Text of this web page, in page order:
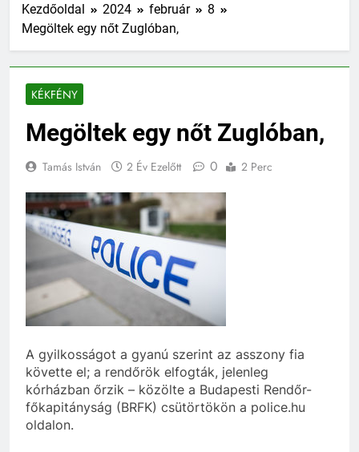
Kezdőoldal 2024 február
8
Megöltek egy nőt Zuglóban,
KÉKFÉNY
Megöltek egy nőt Zuglóban,
Tamás István 2 Év Ezelőtt 0 2 Perc
A gyilkosságot a gyanú szerint az asszony fia
követte el; a rendőrök elfogták, jelenleg
kórházban őrzik – közölte a Budapesti Rendőr-
főkapitányság (BRFK) csütörtökön a police.hu
oldalon.